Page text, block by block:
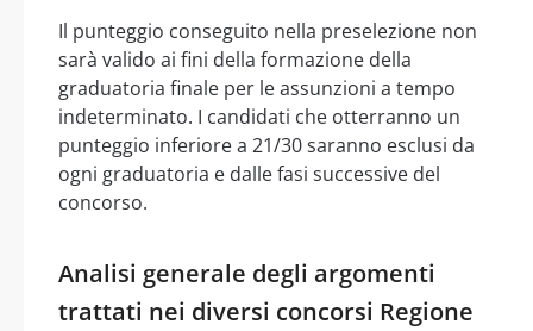
Il punteggio conseguito nella preselezione non
sarà valido ai fini della formazione della
graduatoria finale per le assunzioni a tempo
indeterminato. I candidati che otterranno un
punteggio inferiore a 21/30 saranno esclusi da
ogni graduatoria e dalle fasi successive del
concorso.
Analisi generale degli argomenti
trattati nei diversi concorsi Regione